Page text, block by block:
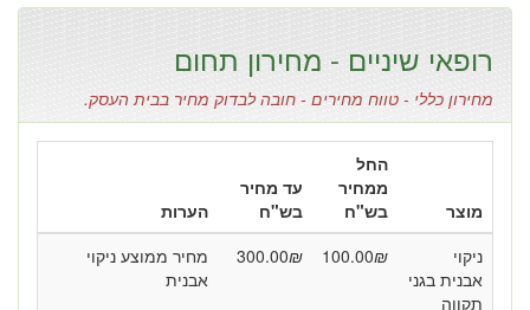
רופאי שיניים - מחירון תחום
מחירון כללי - טווח מחירים - חובה לבדוק מחיר בבית העסק.
מוצר
החל
ממחיר
בש"ח
עד מחיר
בש"ח
הערות
ניקוי
אבנית בגני
תקווה
100.00₪
300.00₪
מחיר ממוצע ניקוי
אבנית